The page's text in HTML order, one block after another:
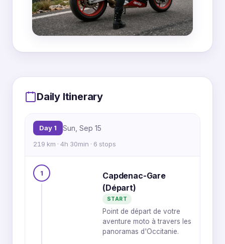
1
2 3 4
6
MapLibre|OpenFreeMap © OpenMapTilesData fromOpenStreetMap
Daily Itinerary
Day 1 Sun, Sep 15
219 km · 4h 30min · 6 stops
1
Capdenac-Gare
(Départ)
START
Point de départ de votre
aventure moto à travers les
panoramas d'Occitanie.